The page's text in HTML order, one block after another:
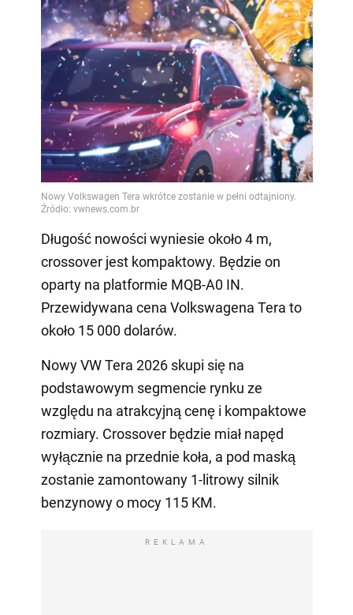
Długość nowości wyniesie około 4 m,
crossover jest kompaktowy. Będzie on
oparty na platformie MQB-A0 IN.
Przewidywana cena Volkswagena Tera to
około 15 000 dolarów.
Nowy VW Tera 2026 skupi się na
podstawowym segmencie rynku ze
względu na atrakcyjną cenę i kompaktowe
rozmiary. Crossover będzie miał napęd
wyłącznie na przednie koła, a pod maską
zostanie zamontowany 1-litrowy silnik
benzynowy o mocy 115 KM.
REKLAMA